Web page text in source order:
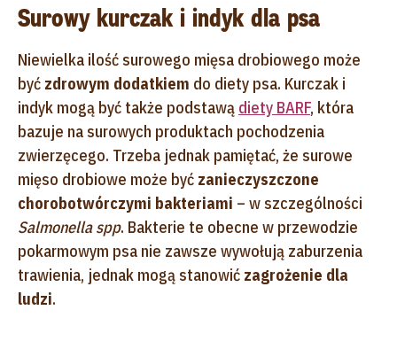
Surowy kurczak i indyk dla psa
Niewielka ilość surowego mięsa drobiowego może
być zdrowym dodatkiem do diety psa. Kurczak i
indyk mogą być także podstawą diety BARF, która
bazuje na surowych produktach pochodzenia
zwierzęcego. Trzeba jednak pamiętać, że surowe
mięso drobiowe może być zanieczyszczone
chorobotwórczymi bakteriami – w szczególności
Salmonella spp. Bakterie te obecne w przewodzie
pokarmowym psa nie zawsze wywołują zaburzenia
trawienia, jednak mogą stanowić zagrożenie dla
ludzi.